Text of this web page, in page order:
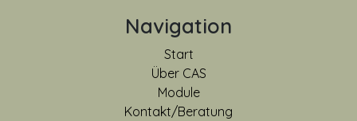
Navigation
Start
Über CAS
Module
Kontakt/Beratung